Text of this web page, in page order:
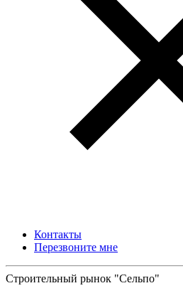
Контакты
Перезвоните мне
Строительный рынок "Сельпо"